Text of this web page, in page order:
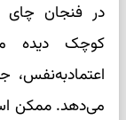
در فنجان چای
کوچک دیده
اعتمادبه‌نفس،
می‌دهد. ممکن